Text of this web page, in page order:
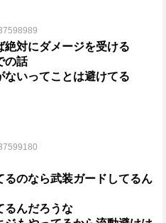
絶対にダメージを受ける
の話
いってことは避けてる
のなら武装ガードしてるん
るんだろうな